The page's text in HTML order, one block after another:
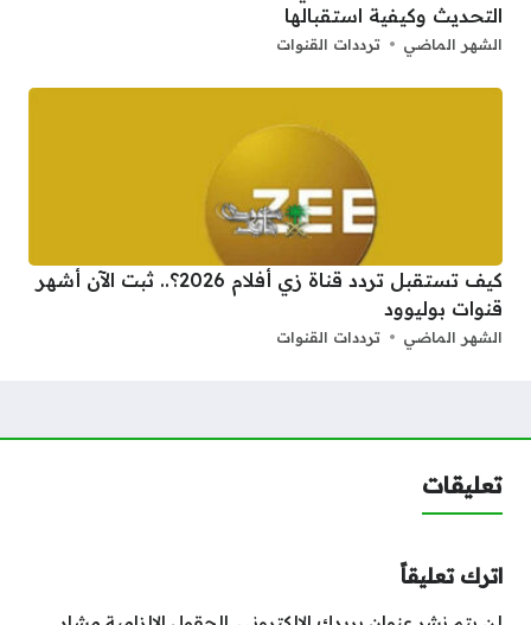
التحديث وكيفية استقبالها
الشهر الماضي ترددات القنوات
كيف تستقبل تردد قناة زي أفلام 2026؟.. ثبت الآن أشهر
قنوات بوليوود
الشهر الماضي ترددات القنوات
تعليقات
اترك تعليقاً